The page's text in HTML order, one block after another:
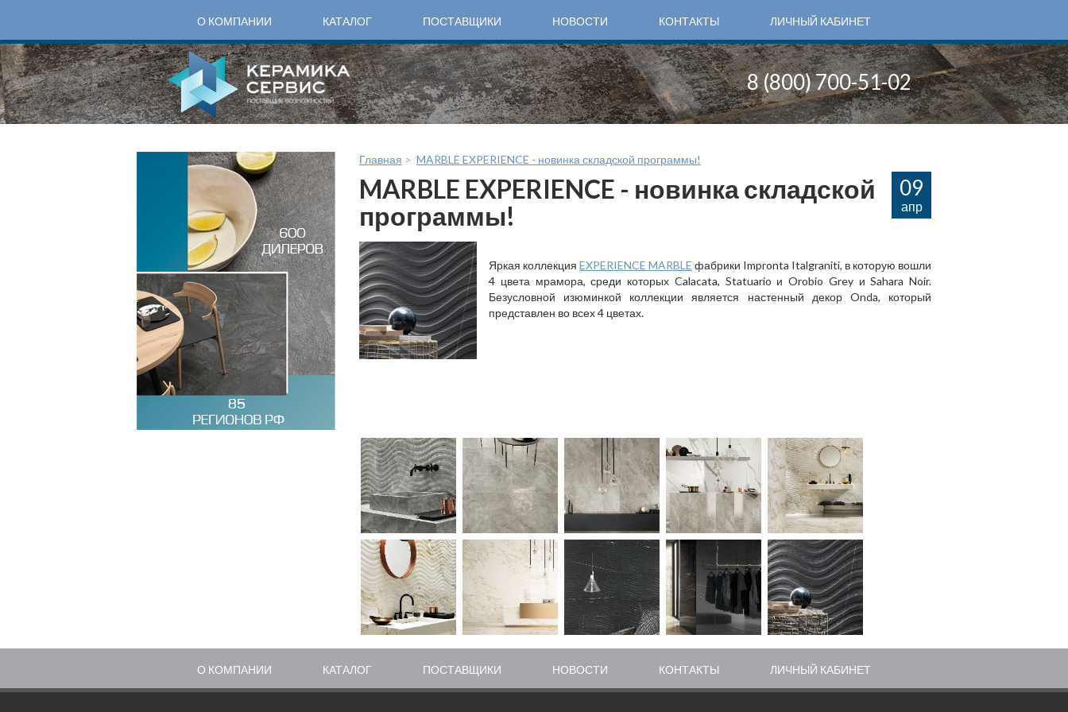
О КОМПАНИИ КАТАЛОГ ПОСТАВЩИКИ НОВОСТИ КОНТАКТЫ ЛИЧНЫЙ КАБИНЕТ
8 (800) 700-51-02
Главная > MARBLE EXPERIENCE - новинка складской программы!
MARBLE EXPERIENCE - новинка складской
программы!
Яркая коллекция EXPERIENCE MARBLE фабрики Impronta Italgraniti, в которую вошли
4 цвета мрамора, среди которых Calacata, Statuario и Orobio Grey и Sahara Noir.
Безусловной изюминкой коллекции является настенный декор Onda, который
представлен во всех 4 цветах.
09
апр
О КОМПАНИИ КАТАЛОГ ПОСТАВЩИКИ НОВОСТИ КОНТАКТЫ ЛИЧНЫЙ КАБИНЕТ